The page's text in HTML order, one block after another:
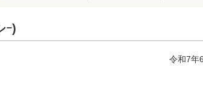
ｰ)
令和7年